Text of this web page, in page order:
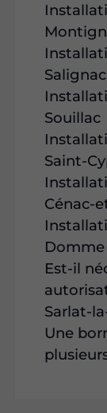
Souillac
Saint-
Cénac-
Domme
Est-il
Sarlat-
Une